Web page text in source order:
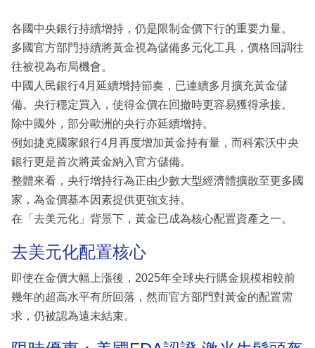
各國中央銀行持續增持，仍是限制金價下行的重要力量。
多國官方部門持續將黃金視為儲備多元化工具，價格回調往
往被視為布局機會。
中國人民銀行4月延續增持節奏，已連續多月擴充黃金儲
備。央行穩定買入，使得金價在回撤時更容易獲得承接。
除中國外，部分歐洲的央行亦延續增持。
例如捷克國家銀行4月再度增加黃金持有量，而科索沃中央
銀行更是首次將黃金納入官方儲備。
整體來看，央行增持行為正由少數大型經濟體擴散至更多國
家，為金價基本因素提供更強支持。
在「去美元化」背景下，黃金已成為核心配置資產之一。
去美元化配置核心
即使在金價大幅上漲後，2025年全球央行購金規模相較前
幾年的超高水平有所回落，然而官方部門對黃金的配置需
求，仍被認為遠未結束。